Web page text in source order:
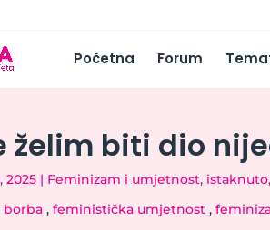
Početna Forum
želim biti dio
2025 | Feminizam i umjetnost, istaknuto
borba ,feministička umjetnost ,